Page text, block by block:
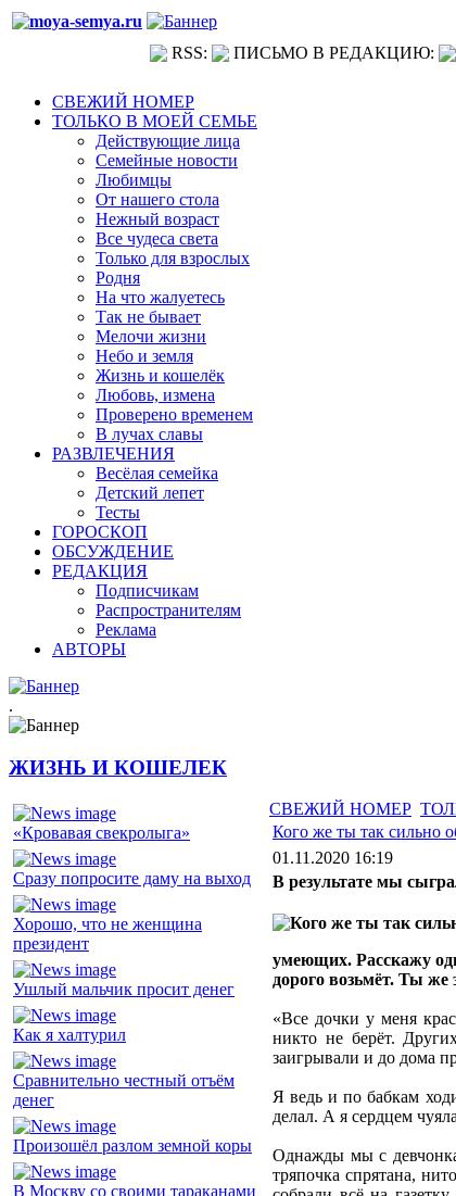
RSS: ПИСЬМО В РЕДАКЦИЮ:
СВЕЖИЙ НОМЕР
ТОЛЬКО В МОЕЙ СЕМЬЕ
Действующие лица
Семейные новости
Любимцы
От нашего стола
Нежный возраст
Все чудеса света
Только для взрослых
Родня
На что жалуетесь
Так не бывает
Мелочи жизни
Небо и земля
Жизнь и кошелёк
Любовь, измена
Проверено временем
В лучах славы
РАЗВЛЕЧЕНИЯ
Весёлая семейка
Детский лепет
Тесты
ГОРОСКОП
ОБСУЖДЕНИЕ
РЕДАКЦИЯ
Подписчикам
Распространителям
Реклама
АВТОРЫ
.
ЖИЗНЬ И КОШЕЛЕК
«Кровавая свекролыга»
Сразу попросите даму на выход
Хорошо, что не женщина
президент
Ушлый мальчик просит денег
Как я халтурил
Сравнительно честный отъём
денег
Произошёл разлом земной коры
В Москву со своими тараканами
СВЕЖИЙ НОМЕР
Кого же ты так сильно
01.11.2020 16:19
В результате мы
умеющих. Расскажу
дорого возьмёт. Ты
«Все дочки у меня
никто не берёт.
заигрывали и до дома
Я ведь и по бабкам
делал. А я сердцем
Однажды мы с
тряпочка спрятана,